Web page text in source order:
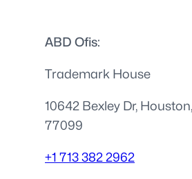
ABD Ofis:
Trademark House
10642 Bexley Dr,
77099
+1 713 382 2962